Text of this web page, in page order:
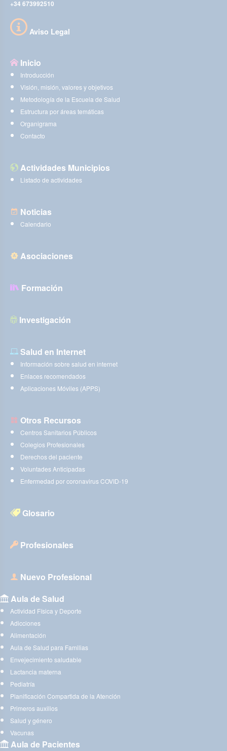
+34 673992510
Aviso Legal
Inicio
Introducción
Visión, misión, valores y objetivos
Metodología de la Escuela de Salud
Estructura por áreas temáticas
Organigrama
Contacto
Actividades Municipios
Listado de actividades
Noticias
Calendario
Asociaciones
Formación
Investigación
Salud en Internet
Información sobre salud en internet
Enlaces recomendados
Aplicaciones Móviles (APPS)
Otros Recursos
Centros Sanitarios Públicos
Colegios Profesionales
Derechos del paciente
Voluntades Anticipadas
Enfermedad por coronavirus COVID-19
Glosario
Profesionales
Nuevo Profesional
Aula de Salud
Actividad Física y Deporte
Adicciones
Alimentación
Aula de Salud para Familias
Envejecimiento saludable
Lactancia materna
Pediatría
Planificación Compartida de la Atención
Primeros auxilios
Salud y género
Vacunas
Aula de Pacientes